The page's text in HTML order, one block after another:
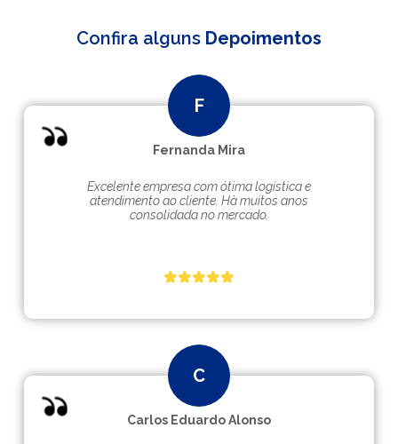
Confira alguns Depoimentos
Fernanda Mira
Excelente empresa com ótima logística e
atendimento ao cliente. Hà muitos anos
consolidada no mercado.
Carlos Eduardo Alonso